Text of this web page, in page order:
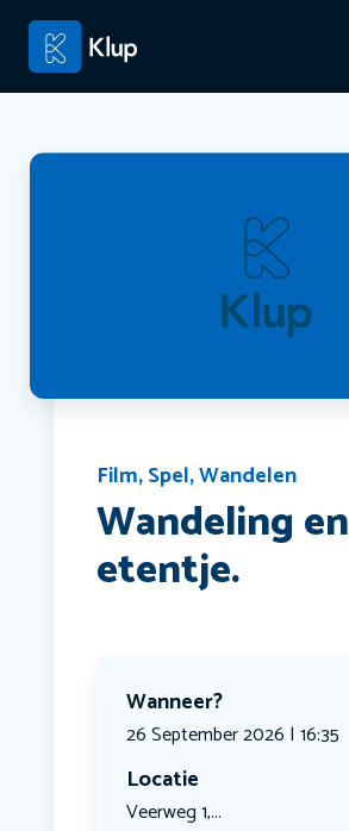
Film,Spel,Wandelen
Wandeling en
etentje.
Wanneer?
26 September 2026 | 16:35
Locatie
Veerweg 1,...